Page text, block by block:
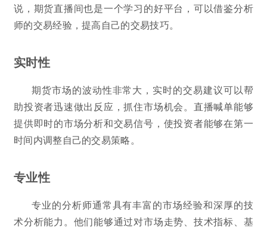
说，期货直播间也是一个学习的好平台，可以借鉴分析
师的交易经验，提高自己的交易技巧。
实时性
期货市场的波动性非常大，实时的交易建议可以帮
助投资者迅速做出反应，抓住市场机会。直播喊单能够
提供即时的市场分析和交易信号，使投资者能够在第一
时间内调整自己的交易策略。
专业性
专业的分析师通常具有丰富的市场经验和深厚的技
术分析能力。他们能够通过对市场走势、技术指标、基